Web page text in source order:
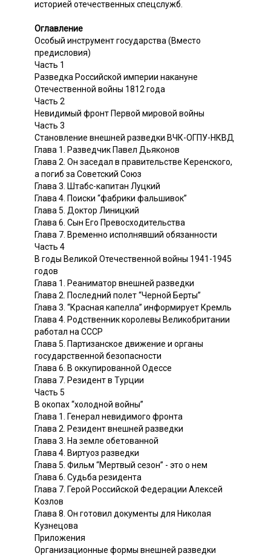
историей отечественных спецслужб.
Оглавление
Особый инструмент государства (Вместо
предисловия)
Часть 1
Разведка Российской империи накануне
Отечественной войны 1812 года
Часть 2
Невидимый фронт Первой мировой войны
Часть 3
Становление внешней разведки ВЧК-ОГПУ-НКВД
Глава 1. Разведчик Павел Дьяконов
Глава 2. Он заседал в правительстве Керенского,
а погиб за Советский Союз
Глава 3. Штабс-капитан Луцкий
Глава 4. Поиски “фабрики фальшивок”
Глава 5. Доктор Линицкий
Глава 6. Сын Его Превосходительства
Глава 7. Временно исполнявший обязанности
Часть 4
В годы Великой Отечественной войны 1941-1945
годов
Глава 1. Реаниматор внешней разведки
Глава 2. Последний полет “Черной Берты”
Глава 3. “Красная капелла” информирует Кремль
Глава 4. Родственник королевы Великобритании
работал на СССР
Глава 5. Партизанское движение и органы
государственной безопасности
Глава 6. В оккупированной Одессе
Глава 7. Резидент в Турции
Часть 5
В окопах “холодной войны”
Глава 1. Генерал невидимого фронта
Глава 2. Резидент внешней разведки
Глава 3. На земле обетованной
Глава 4. Виртуоз разведки
Глава 5. Фильм “Мертвый сезон” - это о нем
Глава 6. Судьба резидента
Глава 7. Герой Российской Федерации Алексей
Козлов
Глава 8. Он готовил документы для Николая
Кузнецова
Приложения
Организационные формы внешней разведки